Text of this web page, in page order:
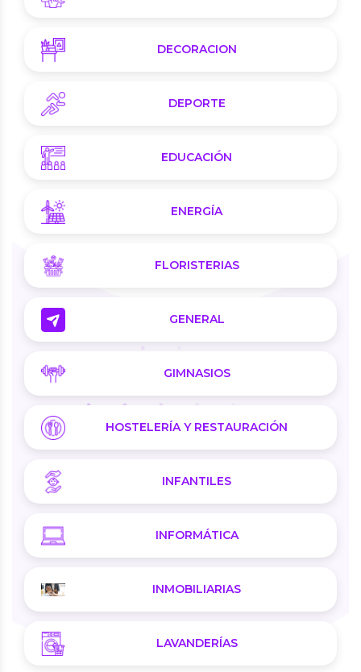
DECORACION
DEPORTE
EDUCACIÓN
ENERGÍA
FLORISTERIAS
GENERAL
GIMNASIOS
HOSTELERÍA Y RESTAURACIÓN
INFANTILES
INFORMÁTICA
INMOBILIARIAS
LAVANDERÍAS